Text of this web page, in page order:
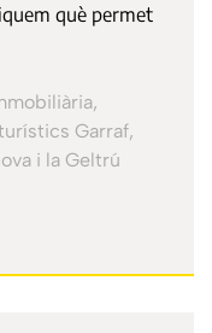
què permet
Garraf,
i la Geltrú